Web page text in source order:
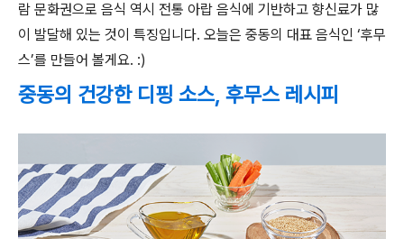
람 문화권으로 음식 역시 전통 아랍 음식에 기반하고 향신료가 많
이 발달해 있는 것이 특징입니다. 오늘은 중동의 대표 음식인 ‘후무
스’를 만들어 볼게요. :)
중동의 건강한 디핑 소스, 후무스 레시피